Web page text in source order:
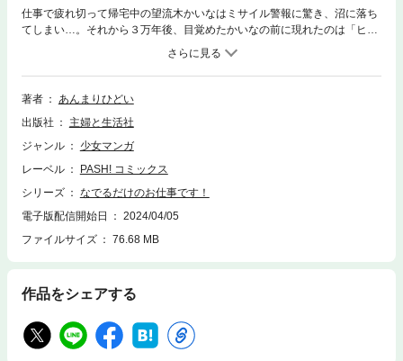
仕事で疲れ切って帰宅中の望流木かいなはミサイル警報に驚き、沼に落ち
てしまい…。それから３万年後、目覚めたかいなの前に現れたのは「ヒル
族」というモフモフな生物。彼らは敵対する「マ族」に対抗するべく、絶
滅した「凶悪な人類」である彼女を復元したのだ。困惑しながらも、かわ
いい「ヒル族」を思わず「なでなで」してしまうかいな。するとその「な
で」には、恐るべきパワーが宿っていて…!?もふもふなでなでポストアポ
著者
あんまりひどい
出版社
主婦と生活社
ジャンル
少女マンガ
レーベル
PASH! コミックス
シリーズ
なでるだけのお仕事です！
電子版配信開始日
2024/04/05
ファイルサイズ
76.68 MB
作品をシェアする